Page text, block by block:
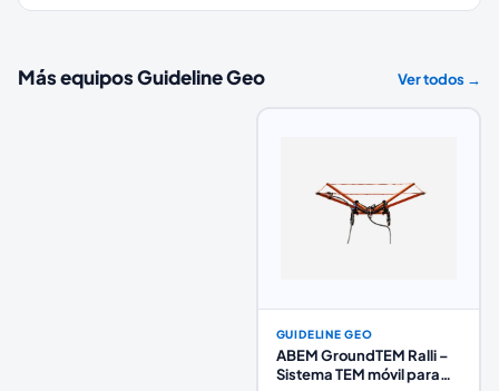
Más equiposGuideline Geo Ver todos →
GUIDELINE GEO
ABEM GroundTEM Ralli –
Sistema TEM móvil para